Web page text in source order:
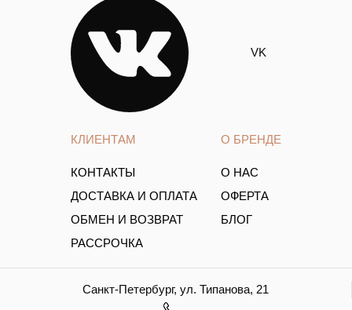
КЛИЕНТАМ
КОНТАКТЫ
ДОСТАВКА И ОПЛАТА
ОБМЕН И ВОЗВРАТ
РАССРОЧКА
О БРЕНДЕ
О НАС
ОФЕРТА
БЛОГ
VK
Санкт-Петербург, ул. Типанова, 21